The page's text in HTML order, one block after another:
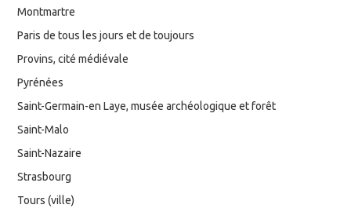
Montmartre
Paris de tous les jours et de toujours
Provins, cité médiévale
Pyrénées
Saint-Germain-en Laye, musée archéologique et forêt
Saint-Malo
Saint-Nazaire
Strasbourg
Tours (ville)